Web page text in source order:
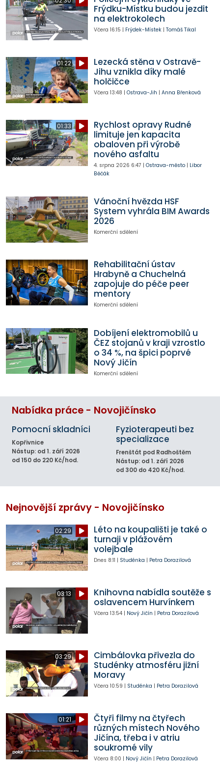
Frýdku-Místku budou jezdit
na elektrokolech
Včera 16:15 | Frýdek-Místek| Tomáš Tikal
01:22
Lezecká stěna v Ostravě-
Jihu vznikla díky malé
holčičce
Včera 13:48 | Ostrava-Jih | Anna Břenková
01:33
Rychlost opravy Rudné
limituje jen kapacita
obaloven při výrobě
nového asfaltu
4. srpna 2026 6:47 | Ostrava-město| Libor
Běčák
Vánoční hvězda HSF
System vyhrála BIM Awards
2026
Komerční sdělení
Rehabilitační ústav
Hrabyně a Chuchelná
zapojuje do péče peer
mentory
Komerční sdělení
Dobíjení elektromobilů u
ČEZ stojanů v kraji vzrostlo
o 34 %, na špici poprvé
Nový Jičín
Komerční sdělení
Nabídka práce - Novojičínsko
Pomocní skladníci
Kopřivnice
Nástup: od 1. září 2026
od 150 do 220 Kč/hod.
Fyzioterapeuti bez
specializace
Frenštát pod Radhoštěm
Nástup: od 1. září 2026
od 300 do 420 Kč/hod.
Nejnovější zprávy - Novojičínsko
02:29
Léto na koupališti je také o
turnaji v plážovém
volejbale
Dnes 8:11 | Studénka | Petra Dorazilová
03:13
Knihovna nabídla soutěže s
oslavencem Hurvínkem
Včera 13:54| Nový Jičín | Petra Dorazilová
03:29
Cimbálovka přivezla do
Studénky atmosféru jižní
Moravy
Včera 10:59 | Studénka | Petra Dorazilová
01:21
Čtyři filmy na čtyřech
různých místech Nového
Jičína, třeba i v atriu
soukromé vily
Včera 8:00 | Nový Jičín | Petra Dorazilová